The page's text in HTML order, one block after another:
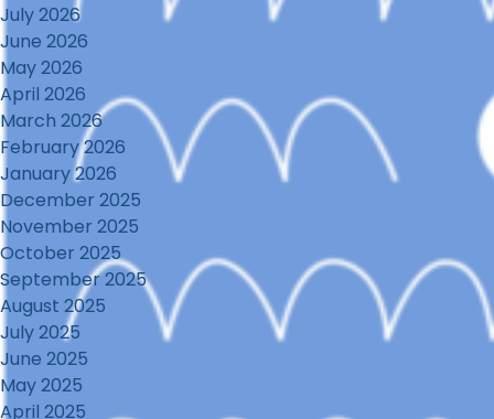
July 2026
June 2026
May 2026
April 2026
March 2026
February 2026
January 2026
December 2025
November 2025
October 2025
September 2025
August 2025
July 2025
June 2025
May 2025
April 2025